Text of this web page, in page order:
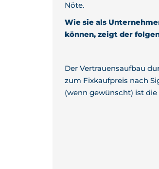
Nöte.
Wie sie als
können, zeigt der
Der Vertrauensaufbau
zum Fixkaufpreis nach
(wenn gewünscht) ist